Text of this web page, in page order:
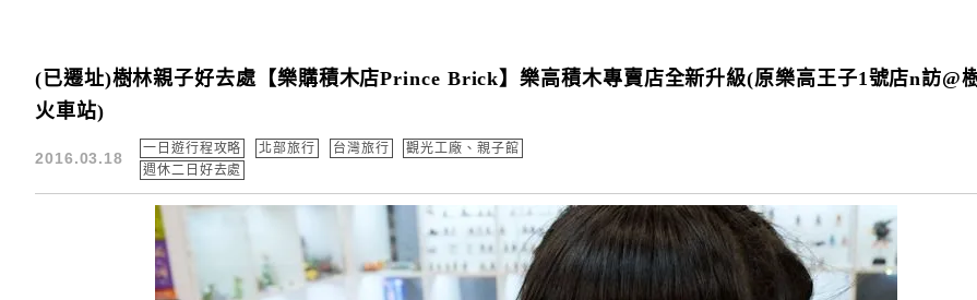
(已遷址)樹林親子好去處【樂購積木店Prince Brick】樂高積木專賣店全新升級(原樂高王子1號店n訪@
火車站)
2016.03.18
一日遊行程攻略 北部旅行 台灣旅行
觀光工廠、親子館
週休二日好去處